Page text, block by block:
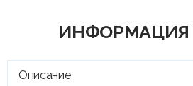
ИНФОРМАЦИЯ
Описание